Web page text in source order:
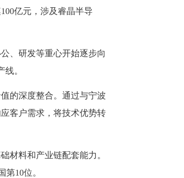
亿元，涉及睿晶半导
、研发等重心开始逐步向
。
的深度整合。通过与宁波
客户需求，将技术优势转
料和产业链配套能力。
10位。